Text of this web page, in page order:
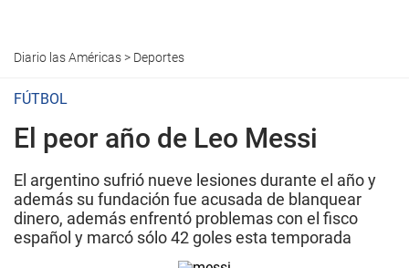
Diario las Américas> Deportes
FÚTBOL
El peor año de Leo Messi
El argentino sufrió nueve lesiones durante el año y
además su fundación fue acusada de blanquear
dinero, además enfrentó problemas con el fisco
español y marcó sólo 42 goles esta temporada